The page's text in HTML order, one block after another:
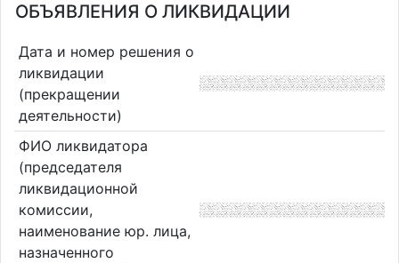
ОБЪЯВЛЕНИЯ О ЛИКВИДАЦИИ
Дата и номер решения о
ликвидации
(прекращении
деятельности)
ФИО ликвидатора
(председателя
ликвидационной
комиссии,
наименование юр. лица,
назначенного